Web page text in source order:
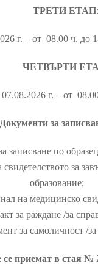
ТРЕТИ ЕТАП:
г. – от 08.00 ч. до
ЧЕТВЪРТИ
г. – от
Документи за
записване по
за
образование;
на медицинско
акт за раждане /за
за самоличност /
се приемат в стая №